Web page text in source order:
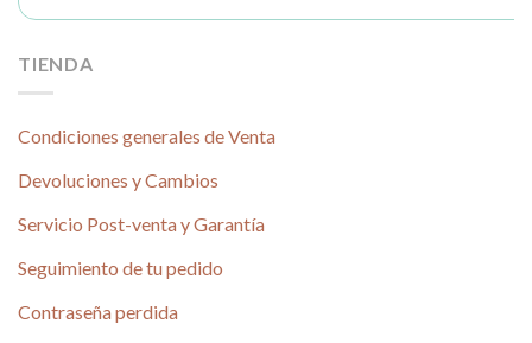
TIENDA
Condiciones generales de Venta
Devoluciones y Cambios
Servicio Post-venta y Garantía
Seguimiento de tu pedido
Contraseña perdida